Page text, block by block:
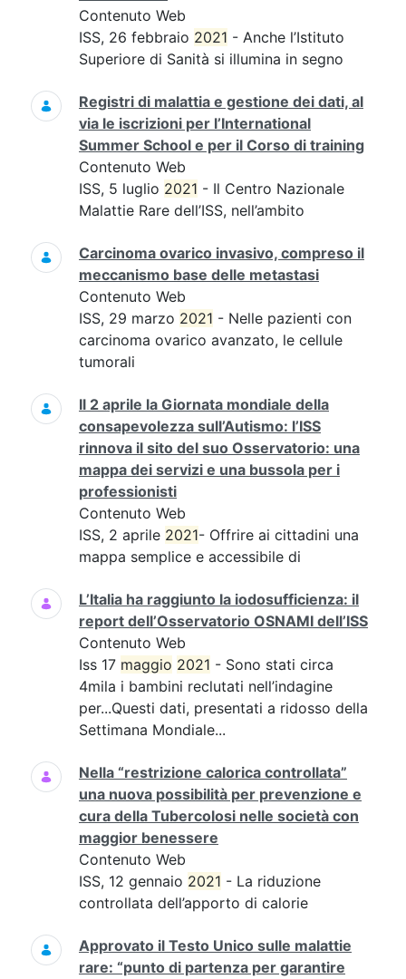
Contenuto Web
ISS, 26 febbraio 2021 - Anche l’Istituto
Superiore di Sanità si illumina in segno
Registri di malattia e gestione dei dati, al
via le iscrizioni per l’International
Summer School e per il Corso di training
Contenuto Web
ISS, 5 luglio 2021 - Il Centro Nazionale
Malattie Rare dell’ISS, nell’ambito
Carcinoma ovarico invasivo, compreso il
meccanismo base delle metastasi
Contenuto Web
ISS, 29 marzo 2021 - Nelle pazienti con
carcinoma ovarico avanzato, le cellule
tumorali
Il 2 aprile la Giornata mondiale della
consapevolezza sull’Autismo: l’ISS
rinnova il sito del suo Osservatorio: una
mappa dei servizi e una bussola per i
professionisti
Contenuto Web
ISS, 2 aprile 2021- Offrire ai cittadini una
mappa semplice e accessibile di
L’Italia ha raggiunto la iodosufficienza: il
report dell’Osservatorio OSNAMI dell’ISS
Contenuto Web
Iss 17 maggio 2021 - Sono stati circa
4mila i bambini reclutati nell’indagine
per...Questi dati, presentati a ridosso della
Settimana Mondiale...
Nella “restrizione calorica controllata”
una nuova possibilità per prevenzione e
cura della Tubercolosi nelle società con
maggior benessere
Contenuto Web
ISS, 12 gennaio 2021 - La riduzione
controllata dell’apporto di calorie
Approvato il Testo Unico sulle malattie
rare: “punto di partenza per garantire